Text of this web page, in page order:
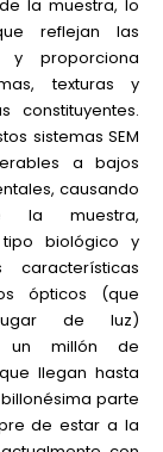
la muestra, lo
reflejan las
y proporciona
texturas y
constituyentes.
sistemas SEM
a bajos
causando
la muestra,
biológico y
características
ópticos (que
de luz)
un millón de
llegan hasta
parte
de estar a la